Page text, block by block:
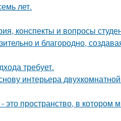
лет.
конспекты и вопросы
и благородно,
требует.
интерьера
пространство, в котором